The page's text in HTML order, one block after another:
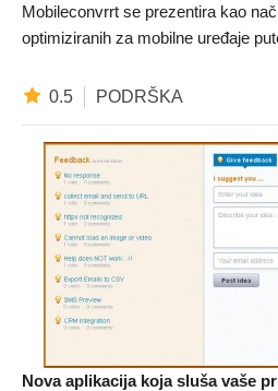
Mobileconvrrt se prezentira kao
optimiziranih za mobilne uređaje
0.5 PODRŠKA
Nova aplikacija koja sluša vaše